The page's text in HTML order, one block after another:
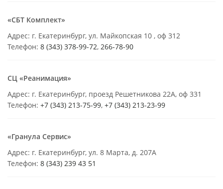
«СБТ Комплект»
Адрес: г. Екатеринбург, ул. Майкопская 10 , оф 312
Телефон: 8 (343) 378-99-72, 266-78-90
СЦ «Реанимация»
Адрес: г. Екатеринбург, проезд Решетникова 22А, оф 331
Телефон: +7 (343) 213-75-99, +7 (343) 213-23-99
«Гранула Сервис»
Адрес: г. Екатеринбург, ул. 8 Марта, д. 207А
Телефон: 8 (343) 239 43 51